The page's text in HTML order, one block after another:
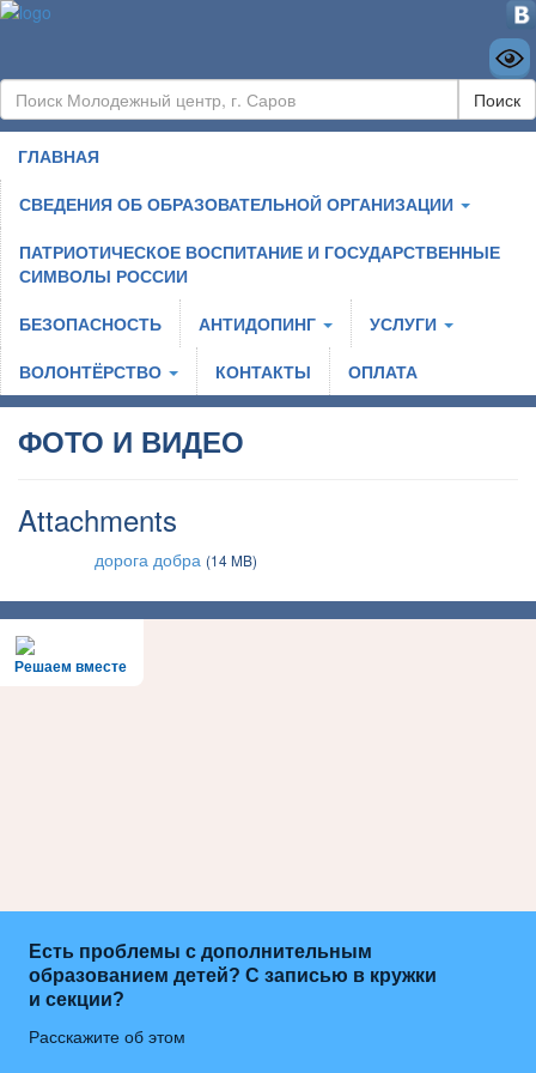
Поиск
ГЛАВНАЯ
СВЕДЕНИЯ ОБ ОБРАЗОВАТЕЛЬНОЙ ОРГАНИЗАЦИИ
ПАТРИОТИЧЕСКОЕ ВОСПИТАНИЕ И ГОСУДАРСТВЕННЫЕ
СИМВОЛЫ РОССИИ
БЕЗОПАСНОСТЬ
АНТИДОПИНГ
УСЛУГИ
ВОЛОНТЁРСТВО
КОНТАКТЫ ОПЛАТА
ФОТО И ВИДЕО
Attachments
дорога добра (14 MB)
Решаем вместе
Есть проблемы с дополнительным
образованием детей? С записью в кружки
и секции?
Расскажите об этом